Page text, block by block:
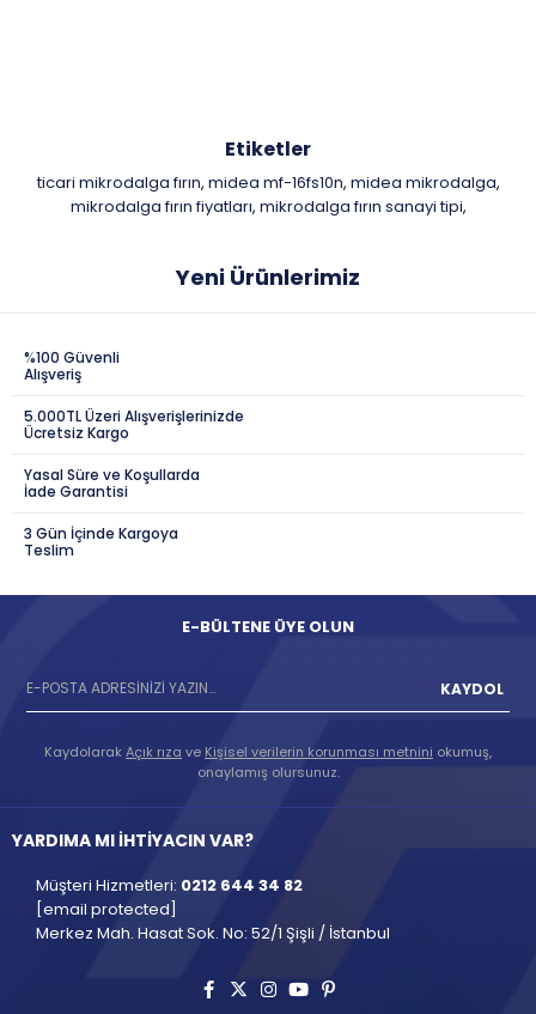
Etiketler
ticari mikrodalga fırın, midea mf-16fs10n, midea mikrodalga,
mikrodalga fırın fiyatları, mikrodalga fırın sanayi tipi,
Yeni Ürünlerimiz
%100 Güvenli
Alışveriş
5.000TL Üzeri Alışverişlerinizde
Ücretsiz Kargo
Yasal Süre ve Koşullarda
İade Garantisi
3 Gün İçinde Kargoya
Teslim
E-BÜLTENE ÜYE OLUN
KAYDOL
KaydolarakAçık rıza ve Kişisel verilerin korunması metnini okumuş,
onaylamış olursunuz.
YARDIMA MI İHTİYACIN VAR?
Müşteri Hizmetleri: 0212 644 34 82
[email protected]
Merkez Mah. Hasat Sok. No: 52/1 Şişli / İstanbul